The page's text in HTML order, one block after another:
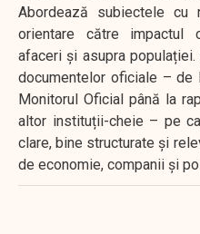
Abordează subiectele
orientare către impactul
afaceri și asupra
documentelor oficiale – de
Monitorul Oficial până la
altor instituții-cheie – pe
clare, bine structurate și
de economie, companii și